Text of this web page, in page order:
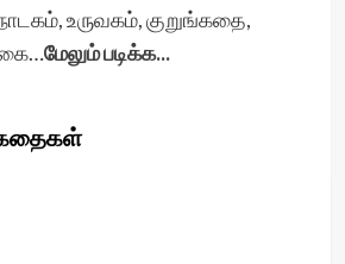
உருவகம், குறுங்கதை,
மேலும் படிக்க...